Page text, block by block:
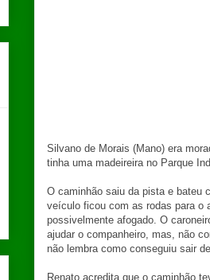
Silvano de Morais (Mano) era
tinha uma madeireira no Parque
O caminhão saiu da pista e bateu
veículo ficou com as rodas para o
possivelmente afogado. O
ajudar o companheiro, mas, não
não lembra como conseguiu sair
Renato acredita que o caminhão